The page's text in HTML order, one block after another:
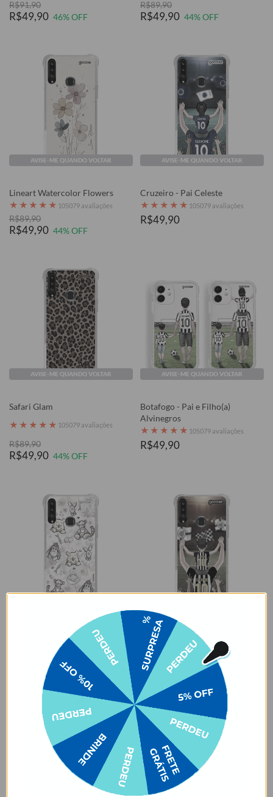
R$91,90
R$49,90 46% OFF
R$89,90
R$49,90 44% OFF
AVISE-ME QUANDO VOLTAR
Lineart Watercolor Flowers
★ ★ ★ ★ ★ 105079 avaliações
R$89,90
R$49,90 44% OFF
AVISE-ME QUANDO VOLTAR
Cruzeiro - Pai Celeste
★ ★ ★ ★ ★ 105079 avaliações
R$49,90
AVISE-ME QUANDO VOLTAR
Safari Glam
★ ★ ★ ★ ★ 105079 avaliações
R$89,90
R$49,90 44% OFF
AVISE-ME QUANDO VOLTAR
Botafogo - Pai e Filho(a)
Alvinegros
★ ★ ★ ★ ★ 105079 avaliações
R$49,90
Ursinho Pooh - Watercolor
★ 105079 avaliações
R$49,90 46% OFF
Santos - Pai Alvinegro
★★ ★ ★105079 avaliações
R$49,90